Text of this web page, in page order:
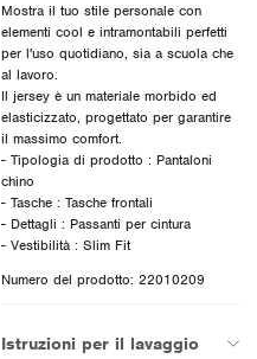
Mostra il tuo stile personale con
elementi cool e intramontabili perfetti
per l'uso quotidiano, sia a scuola che
al lavoro.
Il jersey è un materiale morbido ed
elasticizzato, progettato per garantire
il massimo comfort.
- Tipologia di prodotto : Pantaloni
chino
- Tasche : Tasche frontali
- Dettagli : Passanti per cintura
- Vestibilità : Slim Fit
Numero del prodotto: 22010209
Istruzioni per il lavaggio